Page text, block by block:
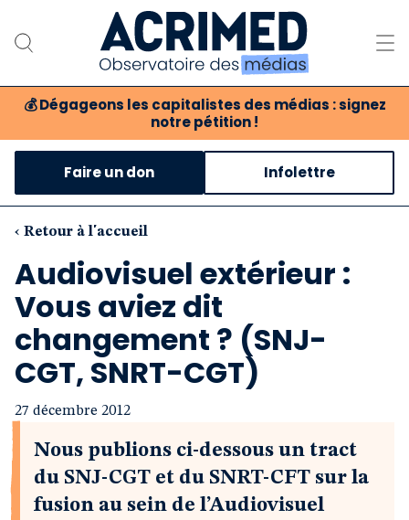
💰 Dégageons les capitalistes des médias : signez
notre pétition !
Notre association
Notre critique des médias
Nos propositions
Notre revue
Boutique
Faire un don Infolettre
‹ Retour à l'accueil
Audiovisuel extérieur :
Vous aviez dit
changement ? (SNJ-
CGT, SNRT-CGT)
27 décembre 2012
Nous publions ci-dessous un tract
du SNJ-CGT et du SNRT-CFT sur la
fusion au sein de l’Audiovisuel